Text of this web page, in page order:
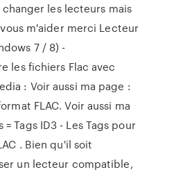
les lecteurs mais
m'aider merci Lecteur
7 / 8) -
les fichiers Flac avec
: Voir aussi ma page :
FLAC. Voir aussi ma
Tags ID3 - Les Tags pour
. Bien qu'il soit
un lecteur compatible,